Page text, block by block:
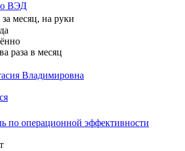
ВЭД
за месяц, на руки
раза в месяц
Владимировна
по операционной эффективности